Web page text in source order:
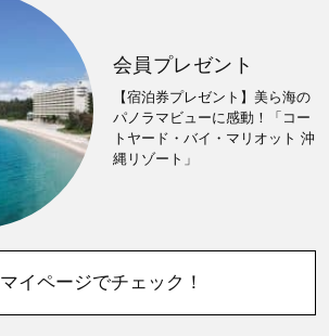
会員プレゼント
【宿泊券プレゼント】美ら海の
パノラマビューに感動！「コー
トヤード・バイ・マリオット 沖
縄リゾート」
マイページでチェック！